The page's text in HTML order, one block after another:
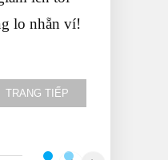
lo nhẵn ví!
TRANG TIẾP